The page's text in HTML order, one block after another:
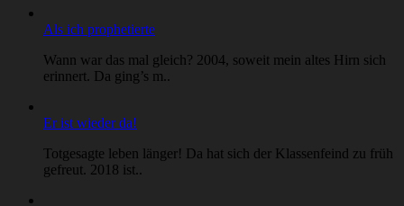
Als ich prophetierte
Wann war das mal gleich? 2004, soweit mein altes Hirn sich
erinnert. Da ging’s m..
Er ist wieder da!
Totgesagte leben länger! Da hat sich der Klassenfeind zu früh
gefreut. 2018 ist..